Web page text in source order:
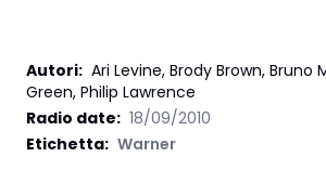
Autori: Ari Levine, Brody Brown, Bruno
Green, Philip Lawrence
Radio date: 18/09/2010
Etichetta: Warner